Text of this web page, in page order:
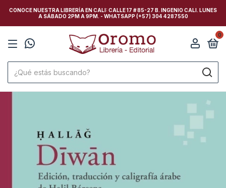
CONOCE NUESTRA LIBRERÍA EN CALI: CALLE 17 # 85-27 B. INGENIO CALI. LUNES
A SÁBADO 2PM A 9PM. - WHATSAPP (+57) 304 4287550
0